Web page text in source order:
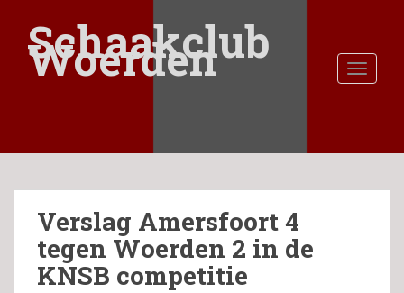
a
Schaakclub
Woerden
Verslag Amersfoort 4
tegen Woerden 2 in de
KNSB competitie